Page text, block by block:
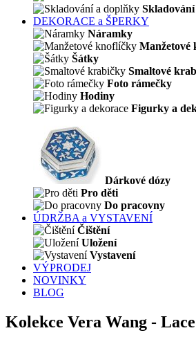
DEKORACE a ŠPERKY
Náramky
Manžetové
Šátky
Smaltové
Foto rámečky
Hodiny
Figurky a
Dárkové dózy
Pro děti
Do pracovny
ÚDRŽBA a VYSTAVENÍ
Čištění
Uložení
Vystavení
VÝPRODEJ
NOVINKY
BLOG
Kolekce Vera Wang -